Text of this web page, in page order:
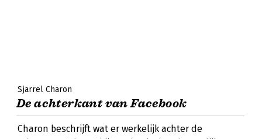
Sjarrel Charon
De achterkant van Facebook
Charon beschrijft wat er werkelijk achter de